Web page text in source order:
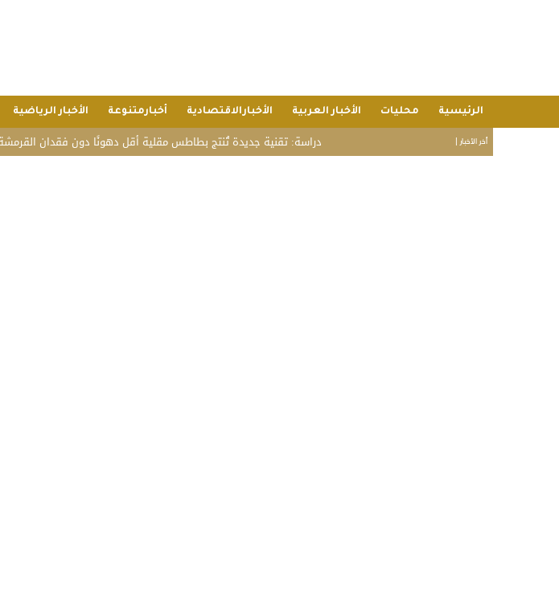
الرئيسية محليات الأخبار العربية الأخبارالاقتصادية أخبارمتنوعة الأخبار الرياضية
أخر الأخبار | دراسة: تقنية جديدة تُنتج بطاطس مقلية أقل دهونًا دون فقدان القرمشة